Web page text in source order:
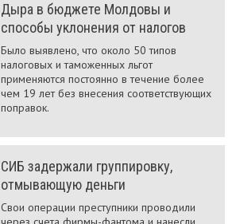
Дыра в бюджете Молдовы и
способы уклонения от налогов
Было выявлено, что около 50 типов
налоговых и таможенных льгот
применяются постоянно в течение более
чем 19 лет без внесения соответствующих
поправок.
СИБ задержали группировку,
отмывающую деньги
Свои операции преступники проводили